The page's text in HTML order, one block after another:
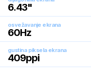
6.43"
osvežavanje ekrana
60Hz
gustina piksela ekrana
409ppi